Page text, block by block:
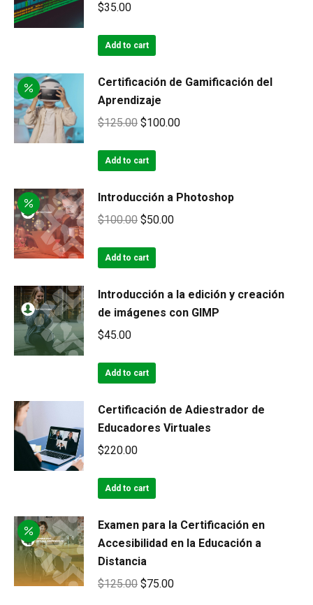
$35.00
Add to cart
Certificación de Gamificación del
Aprendizaje
$125.00 Original
was:
$100.00Current
Add to cart
Introducción a Photoshop
$100.00 Original
was:
$50.00Current
Add to cart
Introducción a la edición y creación
de imágenes con GIMP
$45.00
Add to cart
Certificación de Adiestrador de
Educadores Virtuales
$220.00
Add to cart
Examen para la Certificación en
Accesibilidad en la Educación a
Distancia
$125.00 Original
$75.00Current